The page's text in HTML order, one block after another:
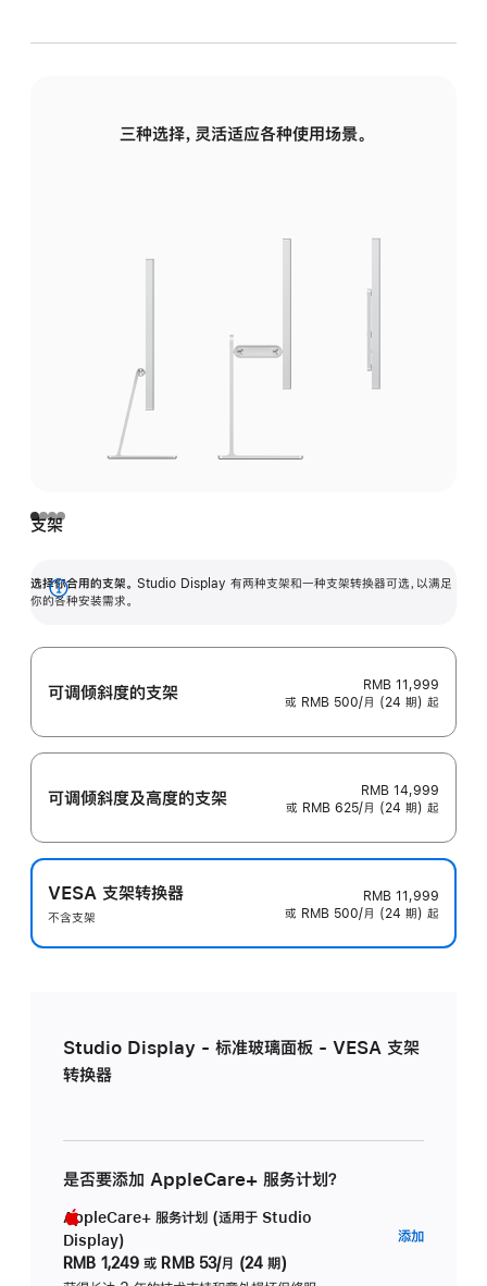
三种选择，灵活适应各种使用场景。
支架
选择你合用的支架。 Studio Display 有两种支架和一种支架转换器可选，以满足
你的各种安装需求。
展
可调倾斜度的支架
RMB 11,999
或 RMB 500/月 (24 期) 起
可调倾斜度及高‍度的支‍架
RMB 14,999
或 RMB 625/月 (24 期) 起
VESA 支架转换器
不含支架
RMB 11,999
或 RMB 500/月 (24 期) 起
Studio Display - 标准玻璃面板 - VESA 支架
转换器
是否要添加 AppleCare+ 服务计划？
AppleCare+ 服务计划 (适用于 Studio
Display)
RMB 1,249 或 RMB 53/月 (24 期)
添加